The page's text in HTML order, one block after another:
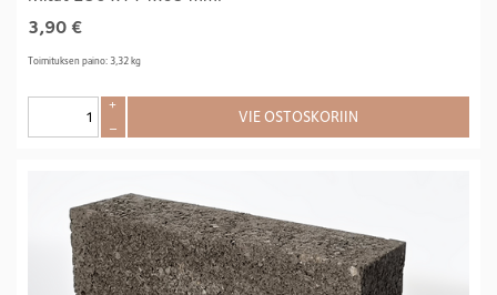
3,90 €
Toimituksen paino: 3,32 kg
+
–
VIE OSTOSKORIIN